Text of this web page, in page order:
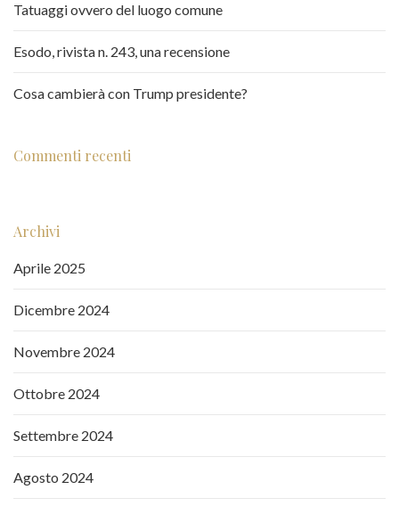
Tatuaggi ovvero del luogo comune
Esodo, rivista n. 243, una recensione
Cosa cambierà con Trump presidente?
Commenti recenti
Archivi
Aprile 2025
Dicembre 2024
Novembre 2024
Ottobre 2024
Settembre 2024
Agosto 2024